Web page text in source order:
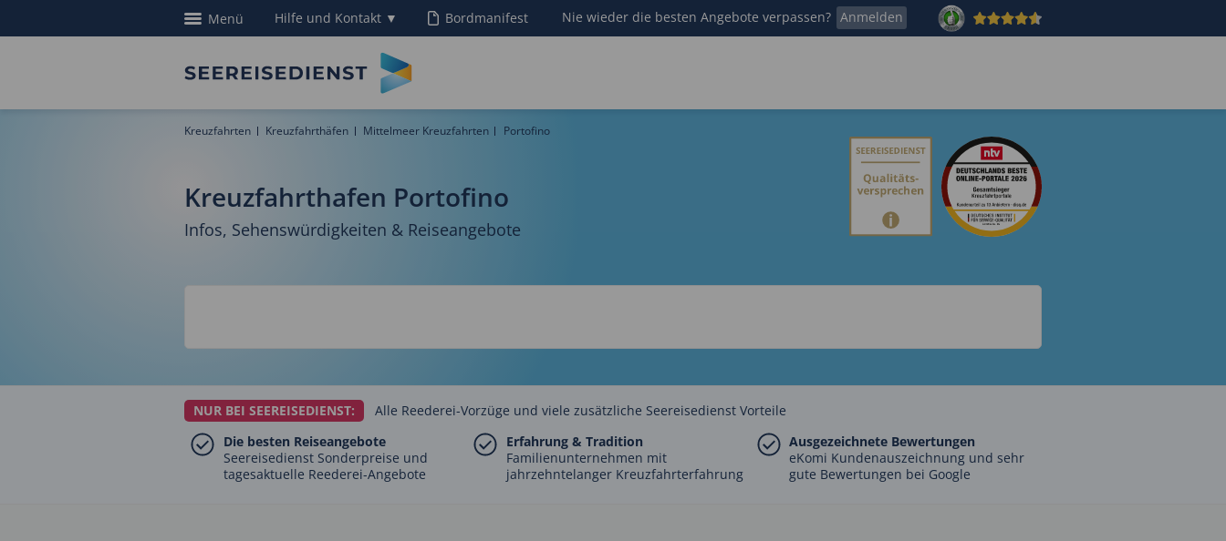
Menü Hilfe und Kontakt ▼ Bordmanifest Nie wieder die besten Angebote verpassen? Anmelden
Kreuzfahrten Kreuzfahrthäfen Mittelmeer Kreuzfahrten Portofino
Kreuzfahrthafen Portofino
Infos, Sehenswürdigkeiten & Reiseangebote
NUR BEI SEEREISEDIENST:
Alle Reederei-Vorzüge und viele zusätzliche Seereisedienst Vorteile
Die besten Reiseangebote
Seereisedienst Sonderpreise und
tagesaktuelle Reederei-Angebote
Erfahrung & Tradition
Familienunternehmen mit
jahrzehntelanger Kreuzfahrterfahrung
Ausgezeichnete Bewertungen
eKomi Kundenauszeichnung und sehr
gute Bewertungen bei Google